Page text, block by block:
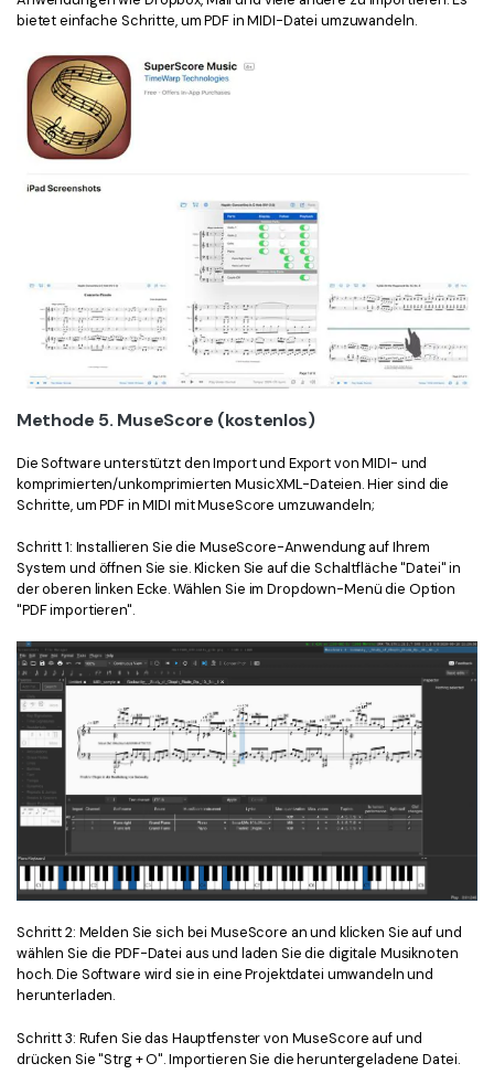
bietet einfache Schritte, um PDF in MIDI-Datei umzuwandeln.
Methode 5. MuseScore (kostenlos)
Die Software unterstützt den Import und Export von MIDI- und
komprimierten/unkomprimierten MusicXML-Dateien. Hier sind die
Schritte, um PDF in MIDI mit MuseScore umzuwandeln;
Schritt 1: Installieren Sie die MuseScore-Anwendung auf Ihrem
System und öffnen Sie sie. Klicken Sie auf die Schaltfläche "Datei" in
der oberen linken Ecke. Wählen Sie im Dropdown-Menü die Option
"PDF importieren".
Schritt 2: Melden Sie sich bei MuseScore an und klicken Sie auf und
wählen Sie die PDF-Datei aus und laden Sie die digitale Musiknoten
hoch. Die Software wird sie in eine Projektdatei umwandeln und
herunterladen.
Schritt 3: Rufen Sie das Hauptfenster von MuseScore auf und
drücken Sie "Strg + O". Importieren Sie die heruntergeladene Datei.